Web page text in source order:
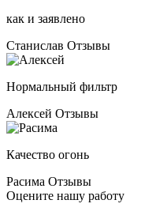
как и заявлено
Станислав Отзывы
Нормальный фильтр
Алексей Отзывы
Качество огонь
Расима Отзывы
Оцените нашу работу